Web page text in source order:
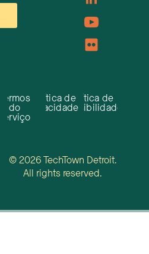
Termos
do
serviço
Política de
privacidade
Política de
acessibilidade
© 2026 TechTown Detroit.
All rights reserved.